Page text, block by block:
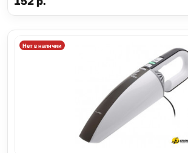
Нет в наличии